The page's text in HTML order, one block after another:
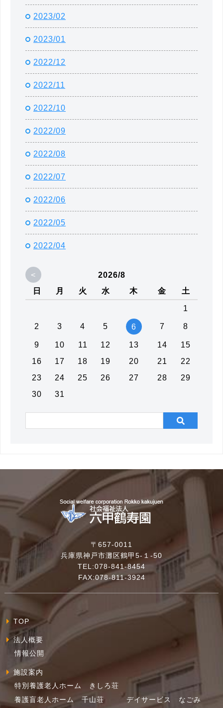
2023/02
2023/01
2022/12
2022/11
2022/10
2022/09
2022/08
2022/07
2022/06
2022/05
2022/04
<
2026/8
日
月 火 水 木 金 土
1
2 3 4 5 6 7 8
9 10 11 12 13 14
15
16
17 18 19 20 21
22
23
24 25 26 27 28
29
30
31
〒657-0011
兵庫県神戸市灘区鶴甲5-１-50
TEL:078-841-8454
FAX:078-811-3924
TOP
法人概要
情報公開
施設案内
特別養護老人ホーム きしろ荘
養護盲老人ホーム 千山荘
デイサービス なごみ